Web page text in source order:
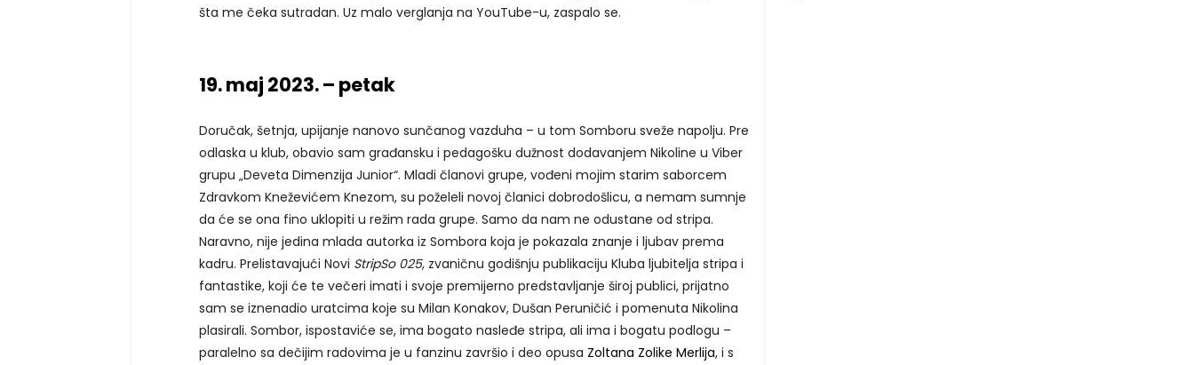
šta me čeka sutradan. Uz malo verglanja na YouTube-u, zaspalo se.
19. maj 2023. – petak
Doručak, šetnja, upijanje nanovo sunčanog vazduha – u tom Somboru sveže napolju. Pre
odlaska u klub, obavio sam građansku i pedagošku dužnost dodavanjem Nikoline u Viber
grupu „Deveta Dimenzija Junior“. Mladi članovi grupe, vođeni mojim starim saborcem
Zdravkom Kneževićem Knezom, su poželeli novoj članici dobrodošlicu, a nemam sumnje
da će se ona fino uklopiti u režim rada grupe. Samo da nam ne odustane od stripa.
Naravno, nije jedina mlada autorka iz Sombora koja je pokazala znanje i ljubav prema
kadru. Prelistavajući Novi StripSo 025, zvaničnu godišnju publikaciju Kluba ljubitelja stripa i
fantastike, koji će te večeri imati i svoje premijerno predstavljanje široj publici, prijatno
sam se iznenadio uratcima koje su Milan Konakov, Dušan Peruničić i pomenuta Nikolina
plasirali. Sombor, ispostaviće se, ima bogato nasleđe stripa, ali ima i bogatu podlogu –
paralelno sa dečijim radovima je u fanzinu završio i deo opusa Zoltana Zolike Merlija, i s